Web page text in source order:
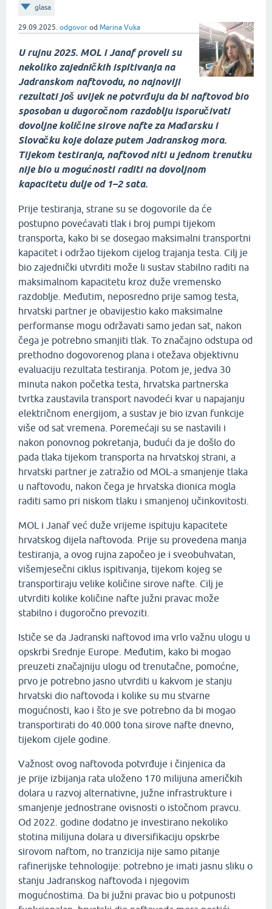
glasa
29.09.2025. odgovor od Marina Vuka
U rujnu 2025. MOL i Janaf proveli su
nekoliko zajedničkih ispitivanja na
Jadranskom naftovodu, no najnoviji
rezultati još uvijek ne potvrđuju da bi naftovod bio
sposoban u dugoročnom razdoblju isporučivati
dovoljne količine sirove nafte za Mađarsku i
Slovačku koje dolaze putem Jadranskog mora.
Tijekom testiranja, naftovod niti u jednom trenutku
nije bio u mogućnosti raditi na dovoljnom
kapacitetu dulje od 1–2 sata.
Prije testiranja, strane su se dogovorile da će
postupno povećavati tlak i broj pumpi tijekom
transporta, kako bi se dosegao maksimalni transportni
kapacitet i održao tijekom cijelog trajanja testa. Cilj je
bio zajednički utvrditi može li sustav stabilno raditi na
maksimalnom kapacitetu kroz duže vremensko
razdoblje. Međutim, neposredno prije samog testa,
hrvatski partner je obavijestio kako maksimalne
performanse mogu održavati samo jedan sat, nakon
čega je potrebno smanjiti tlak. To značajno odstupa od
prethodno dogovorenog plana i otežava objektivnu
evaluaciju rezultata testiranja. Potom je, jedva 30
minuta nakon početka testa, hrvatska partnerska
tvrtka zaustavila transport navodeći kvar u napajanju
električnom energijom, a sustav je bio izvan funkcije
više od sat vremena. Poremećaji su se nastavili i
nakon ponovnog pokretanja, budući da je došlo do
pada tlaka tijekom transporta na hrvatskoj strani, a
hrvatski partner je zatražio od MOL-a smanjenje tlaka
u naftovodu, nakon čega je hrvatska dionica mogla
raditi samo pri niskom tlaku i smanjenoj učinkovitosti.
MOL i Janaf već duže vrijeme ispituju kapacitete
hrvatskog dijela naftovoda. Prije su provedena manja
testiranja, a ovog rujna započeo je i sveobuhvatan,
višemjesečni ciklus ispitivanja, tijekom kojeg se
transportiraju velike količine sirove nafte. Cilj je
utvrditi kolike količine nafte južni pravac može
stabilno i dugoročno prevoziti.
Ističe se da Jadranski naftovod ima vrlo važnu ulogu u
opskrbi Srednje Europe. Međutim, kako bi mogao
preuzeti značajniju ulogu od trenutačne, pomoćne,
prvo je potrebno jasno utvrditi u kakvom je stanju
hrvatski dio naftovoda i kolike su mu stvarne
mogućnosti, kao i što je sve potrebno da bi mogao
transportirati do 40.000 tona sirove nafte dnevno,
tijekom cijele godine.
Važnost ovog naftovoda potvrđuje i činjenica da
je prije izbijanja rata uloženo 170 milijuna američkih
dolara u razvoj alternativne, južne infrastrukture i
smanjenje jednostrane ovisnosti o istočnom pravcu.
Od 2022. godine dodatno je investirano nekoliko
stotina milijuna dolara u diversifikaciju opskrbe
sirovom naftom, no tranzicija nije samo pitanje
rafinerijske tehnologije: potrebno je imati jasnu sliku o
stanju Jadranskog naftovoda i njegovim
mogućnostima. Da bi južni pravac bio u potpunosti